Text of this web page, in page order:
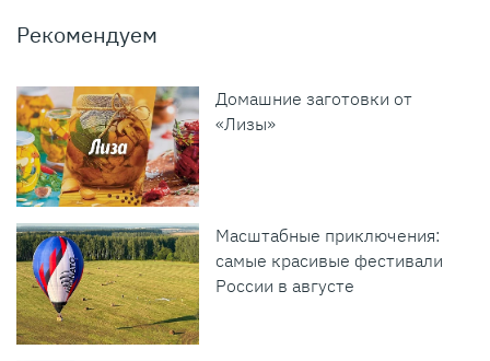
Рекомендуем
Домашние заготовки от
«Лизы»
Масштабные приключения:
самые красивые фестивали
России в августе